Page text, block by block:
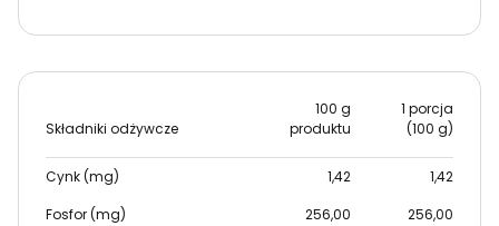
Składniki odżywcze
100 g
produktu
1 porcja
(100 g)
Cynk (mg) 1,42
1,42
Fosfor (mg)
256,00
256,00